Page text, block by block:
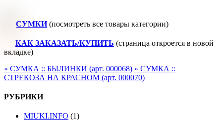
СУМКИ(посмотреть все товары категории)
КАК ЗАКАЗАТЬ/КУПИТЬ (страница откроется в новой
вкладке)
« СУМКА :: БЫЛИНКИ (арт. 000068) » СУМКА ::
СТРЕКОЗА НА КРАСНОМ (арт. 000070)
РУБРИКИ
MIUKI.INFO (1)